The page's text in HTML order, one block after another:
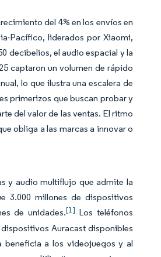
del 4% en los envíos en
Pacífico, liderados por Xiaomi,
decibelios, el audio espacial y la
captaron un volumen de rápido
lo que ilustra una escalera de
primerizos que buscan probar y
del valor de las ventas. El ritmo
obliga a las marcas a innovar o
y audio multiflujo que admite la
3.000 millones de dispositivos
de unidades.[1] Los teléfonos
Auracast disponibles
beneficia a los videojuegos y al